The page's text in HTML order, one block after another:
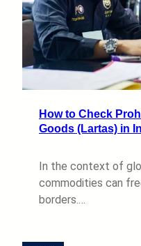
How to Check
Goods (Lartas) in
In the context of
commodities can
borders.…